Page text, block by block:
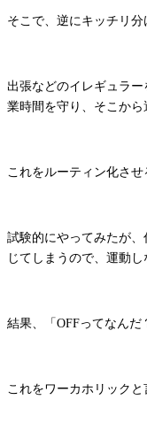
そこで、逆にキッチリ分
出張などのイレギュラ
業時間を守り、そこから
これをルーティン化させ
試験的にやってみたが
じてしまうので、運動
結果、「OFFってなんだ
これをワーカホリックと